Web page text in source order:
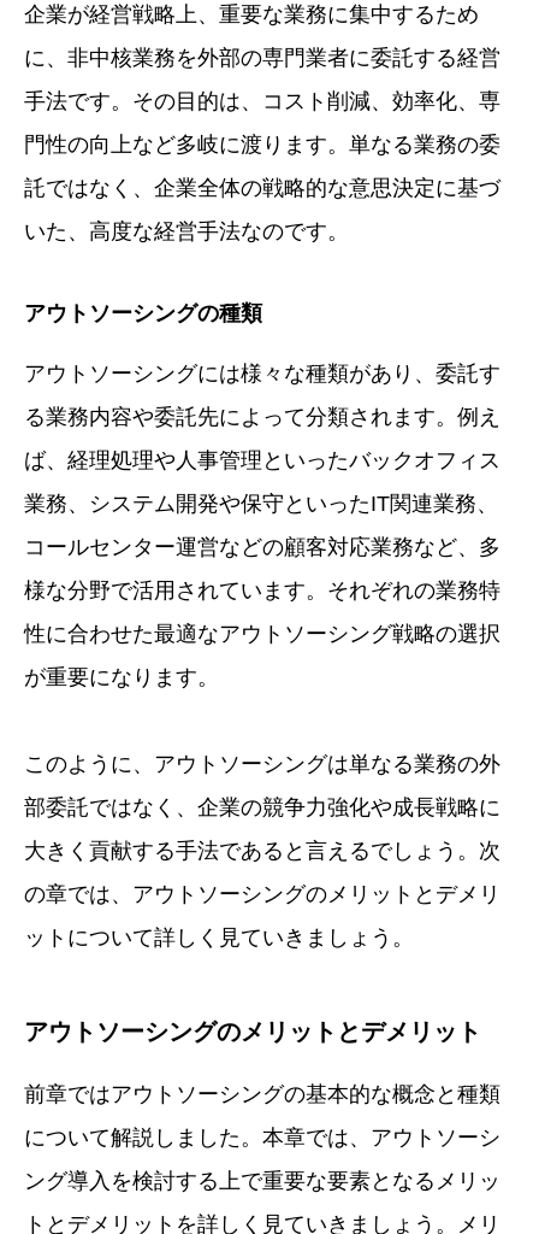
企業が経営戦略上、重要な業務に集中するため
に、非中核業務を外部の専門業者に委託する経営
手法です。その目的は、コスト削減、効率化、専
門性の向上など多岐に渡ります。単なる業務の委
託ではなく、企業全体の戦略的な意思決定に基づ
いた、高度な経営手法なのです。
アウトソーシングの種類
アウトソーシングには様々な種類があり、委託す
る業務内容や委託先によって分類されます。例え
ば、経理処理や人事管理といったバックオフィス
業務、システム開発や保守といったIT関連業務、
コールセンター運営などの顧客対応業務など、多
様な分野で活用されています。それぞれの業務特
性に合わせた最適なアウトソーシング戦略の選択
が重要になります。
このように、アウトソーシングは単なる業務の外
部委託ではなく、企業の競争力強化や成長戦略に
大きく貢献する手法であると言えるでしょう。次
の章では、アウトソーシングのメリットとデメリ
ットについて詳しく見ていきましょう。
アウトソーシングのメリットとデメリット
前章ではアウトソーシングの基本的な概念と種類
について解説しました。本章では、アウトソーシ
ング導入を検討する上で重要な要素となるメリッ
トとデメリットを詳しく見ていきましょう。メリ